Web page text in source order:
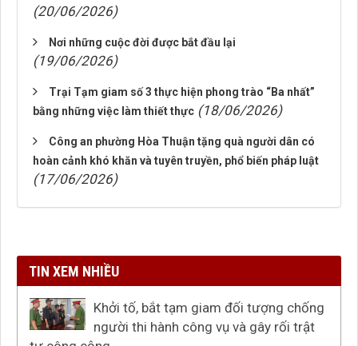
(20/06/2026)
Nơi những cuộc đời được bắt đầu lại
(19/06/2026)
Trại Tạm giam số 3 thực hiện phong trào “Ba nhất”
bằng những việc làm thiết thực (18/06/2026)
Công an phường Hòa Thuận tặng quà người dân có
hoàn cảnh khó khăn và tuyên truyền, phổ biến pháp luật
(17/06/2026)
TIN XEM NHIỀU
Khởi tố, bắt tạm giam đối tượng chống
người thi hành công vụ và gây rối trật